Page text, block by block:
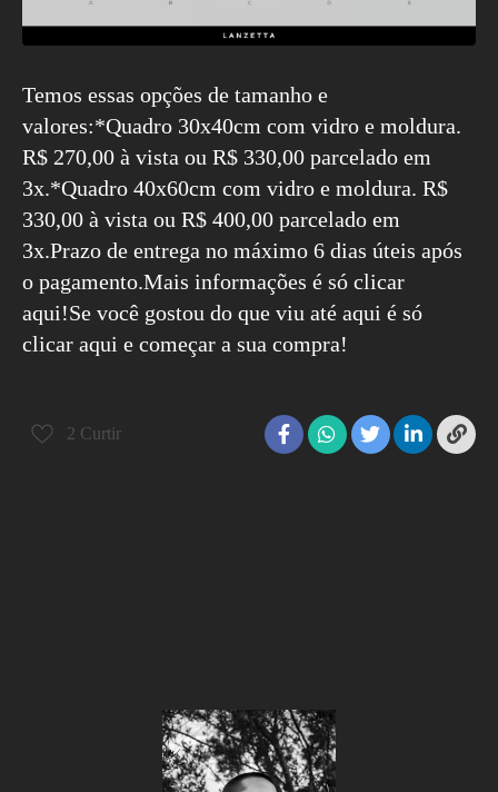
Temos essas opções de tamanho e
valores:*Quadro 30x40cm com vidro e moldura.
R$ 270,00 à vista ou R$ 330,00 parcelado em
3x.*Quadro 40x60cm com vidro e moldura. R$
330,00 à vista ou R$ 400,00 parcelado em
3x.Prazo de entrega no máximo 6 dias úteis após
o pagamento.Mais informações é só clicar
aqui!Se você gostou do que viu até aqui é só
clicar aqui e começar a sua compra!
2 Curtir